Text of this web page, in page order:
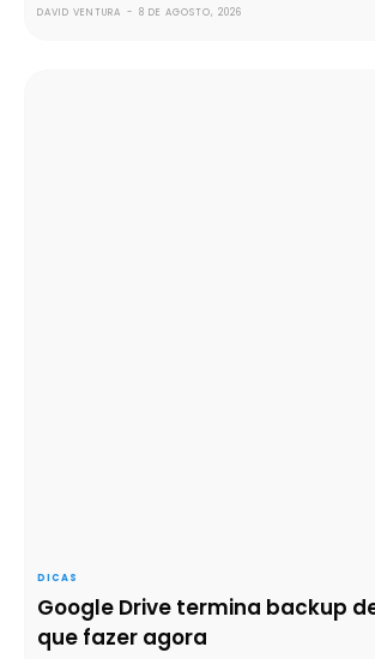
DAVID VENTURA - 8 DE AGOSTO, 2026
DICAS
Google Drive termina backup
que fazer agora